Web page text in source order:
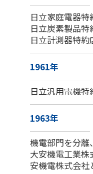
決算公告
環境への取り組み
CSR
プライバシーポリ
日立家庭電器特
日立炭素製品特
日立計測器特約
1961年
日立汎用電機特
1963年
機電部門を分離
大安機電工業
安機電株式会社